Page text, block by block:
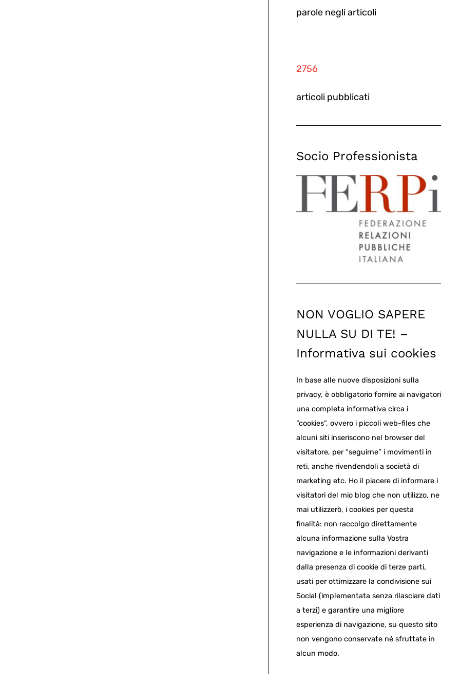
parole negli articoli
2756
articoli pubblicati
Socio Professionista
NON VOGLIO SAPERE
NULLA SU DI TE! –
Informativa sui cookies
In base alle nuove disposizioni sulla
privacy, è obbligatorio fornire ai navigatori
una completa informativa circa i
“cookies”, ovvero i piccoli web-files che
alcuni siti inseriscono nel browser del
visitatore, per “seguirne” i movimenti in
reti, anche rivendendoli a società di
marketing etc. Ho il piacere di informare i
visitatori del mio blog che non utilizzo, ne
mai utilizzerò, i cookies per questa
finalità: non raccolgo direttamente
alcuna informazione sulla Vostra
navigazione e le informazioni derivanti
dalla presenza di cookie di terze parti,
usati per ottimizzare la condivisione sui
Social (implementata senza rilasciare dati
a terzi) e garantire una migliore
esperienza di navigazione, su questo sito
non vengono conservate né sfruttate in
alcun modo.